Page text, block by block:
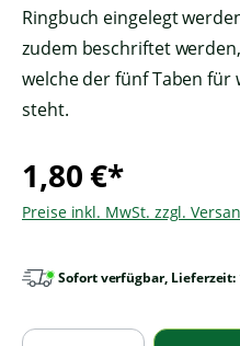
Ringbuch eingelegt
zudem beschriftet
welche der fünf Taben für
steht.
1,80 €*
Preise inkl. MwSt. zzgl.
Sofort verfügbar, Lieferzeit: